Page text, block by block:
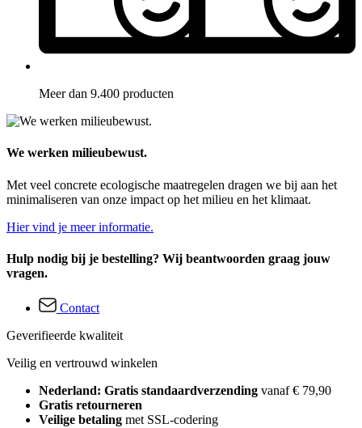
Meer dan 9.400 producten
We werken milieubewust.
Met veel concrete ecologische maatregelen dragen we bij aan het
minimaliseren van onze impact op het milieu en het klimaat.
Hier vind je meer informatie.
Hulp nodig bij je bestelling? Wij beantwoorden graag jouw
vragen.
Contact
Geverifieerde kwaliteit
Veilig en vertrouwd winkelen
Nederland: Gratis standaardverzending vanaf € 79,90
Gratis retourneren
Veilige betaling met SSL-codering